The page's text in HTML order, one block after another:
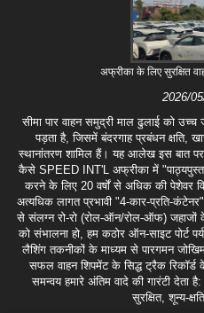
अफ्रीका के लिए सुरक्षित
2026/
सीमा पार वाहन समुद्री माल ढुलाई को उच्च
पड़ता है, जिसमें बंदरगाह प्रबंधन क्षति,
स्थानांतरण शामिल हैं। यह आलेख इस बात पर
कैसे SPEED INT'L अफ्रीका में
करने के लिए 20 वर्षों से अधिक की पेशेवर
अत्यधिक लागत प्रभावी "4-कार-प्रति-
से संलग्न रो-रो (रोल-ऑन/रोल-ऑफ) जहाजों
को संभालना हो, हम कठोर ऑन-साइट पोर्ट
लैशिंग तकनीकों के माध्यम से पारगमन
सफल वाहन शिपमेंट के सिद्ध ट्रैक रिकॉर्ड के
समन्वय हमारे अंतिम वादे की गारंटी देता
सुरक्षित, शून्य-